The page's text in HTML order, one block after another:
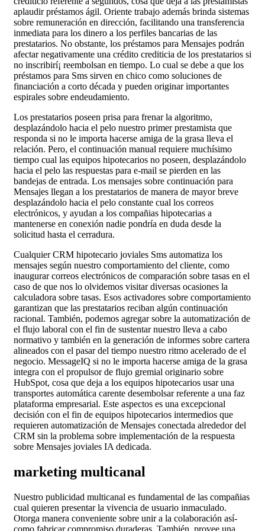
aplaudir préstamos ágil. Oriente trabajo además brinda sistemas
sobre remuneración en dirección, facilitando una transferencia
inmediata para los dinero a los perfiles bancarias de las
prestatarios. No obstante, los préstamos para Mensajes podrán
afectar negativamente una crédito crediticia de los prestatarios si
no inscribirí¡ reembolsan en tiempo. Lo cual se debe a que los
préstamos para Sms sirven en chico como soluciones de
financiación a corto década y pueden originar importantes
espirales sobre endeudamiento.
Los prestatarios poseen prisa para frenar la algoritmo,
desplazándolo hacia el pelo nuestro primer prestamista que
responda si no le importa hacerse amiga de la grasa lleva el
relación. Pero, el continuación manual requiere muchísimo
tiempo cual las equipos hipotecarios no poseen, desplazándolo
hacia el pelo las respuestas para e-mail se pierden en las
bandejas de entrada. Los mensajes sobre continuación para
Mensajes llegan a los prestatarios de manera de mayor breve
desplazándolo hacia el pelo constante cual los correos
electrónicos, y ayudan a los compañias hipotecarias a
mantenerse en conexión nadie pondrí­a en duda desde la
solicitud hasta el cerradura.
Cualquier CRM hipotecario joviales Sms automatiza los
mensajes según nuestro comportamiento del cliente, como
inaugurar correos electrónicos de comparación sobre tasas en el
caso de que nos lo olvidemos visitar diversas ocasiones la
calculadora sobre tasas. Esos activadores sobre comportamiento
garantizan que las prestatarios reciban algún continuación
racional. También, podemos agregar sobre la automatización de
el flujo laboral con el fin de sustentar nuestro lleva a cabo
normativo y también en la generación de informes sobre cartera
alineados con el pasar del tiempo nuestro ritmo acelerado de el
negocio. MessageIQ si no le importa hacerse amiga de la grasa
integra con el propulsor de flujo gremial originario sobre
HubSpot, cosa que deja a los equipos hipotecarios usar una
transportes automática carente desembolsar referente a una faz
plataforma empresarial. Este aspectos es una excepcional
decisión con el fin de equipos hipotecarios intermedios que
requieren automatización de Mensajes conectada alrededor del
CRM sin la problema sobre implementación de la respuesta
sobre Mensajes joviales IA dedicada.
marketing multicanal
Nuestro publicidad multicanal es fundamental de las compañias
cual quieren presentar la vivencia de usuario inmaculado.
Otorga manera conveniente sobre unir a la colaboración así­
como fabricar compromiso duraderas. También, provee una